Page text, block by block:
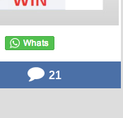
21